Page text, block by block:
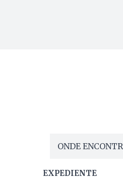
ONDE
EXPEDIENTE